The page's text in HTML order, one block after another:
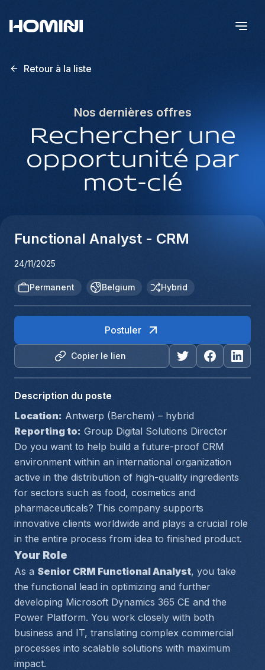
Retour à la liste
Nos dernières offres
Rechercher une
opportunité par
mot-clé
Functional Analyst - CRM
24/11/2025
Permanent Belgium Hybrid
Copier le lien
Postuler
Description du poste
Location: Antwerp (Berchem) – hybrid
Reporting to: Group Digital Solutions Director
Do you want to help build a future-proof CRM
environment within an international organization
active in the distribution of high-quality ingredients
for sectors such as food, cosmetics and
pharmaceuticals? This company supports
innovative clients worldwide and plays a crucial role
in the entire process from idea to finished product.
Your Role
As a Senior CRM Functional Analyst, you take
the functional lead in optimizing and further
developing Microsoft Dynamics 365 CE and the
Power Platform. You work closely with both
business and IT, translating complex commercial
processes into scalable solutions with maximum
impact.